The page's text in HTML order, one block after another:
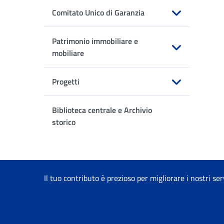
Comitato Unico di Garanzia
Apri sottomenu
Patrimonio immobiliare e
mobiliare
Apri sottomenu
Progetti
Apri sottomenu
Biblioteca centrale e Archivio
storico
Il tuo contributo è prezioso per migliorare i nostri